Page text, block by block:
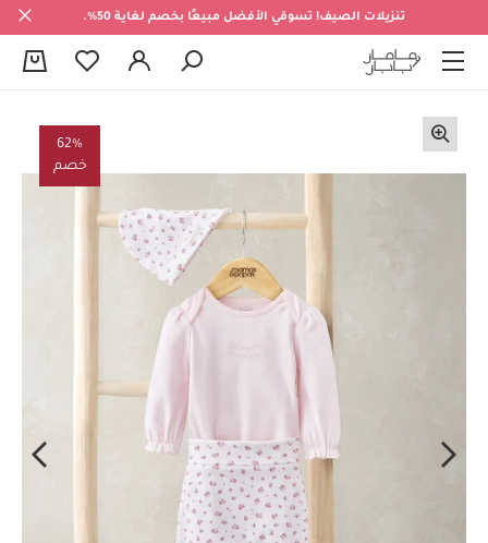
تنزيلات الصيف! تسوقي الأفضل مبيعًا بخصم لغاية 50%.
62%
خصم